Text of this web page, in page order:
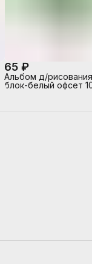
65 ₽
Альбом д/
блок-белый офсет